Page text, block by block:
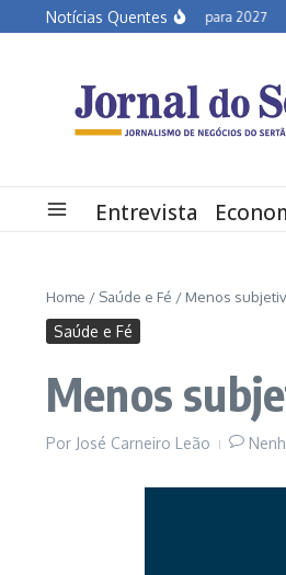
Ir para o conteúdo
Notícias Quentes
Semiárido em alerta para 2027
Entrevista
Home / Saúde e Fé / Menos
Saúde e Fé
Menos
Por José Carneiro Leão